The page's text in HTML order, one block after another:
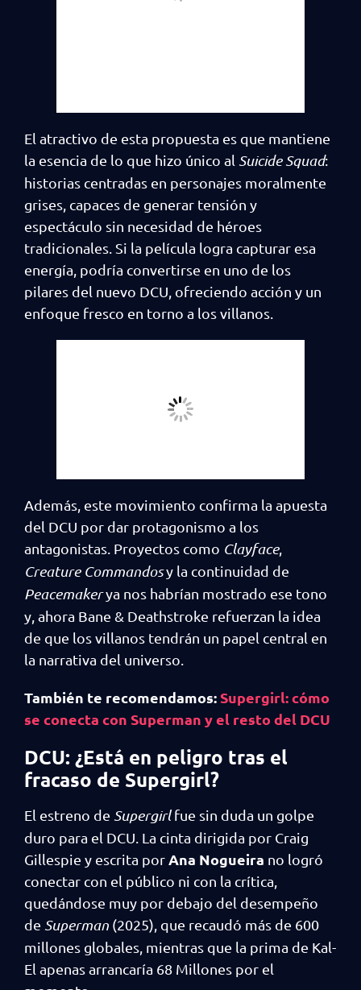
El atractivo de esta propuesta es que mantiene
la esencia de lo que hizo único al Suicide Squad:
historias centradas en personajes moralmente
grises, capaces de generar tensión y
espectáculo sin necesidad de héroes
tradicionales. Si la película logra capturar esa
energía, podría convertirse en uno de los
pilares del nuevo DCU, ofreciendo acción y un
enfoque fresco en torno a los villanos.
Además, este movimiento confirma la apuesta
del DCU por dar protagonismo a los
antagonistas. Proyectos como Clayface,
Creature Commandosy la continuidad de
Peacemakerya nos habrían mostrado ese tono
y, ahora Bane & Deathstroke refuerzan la idea
de que los villanos tendrán un papel central en
la narrativa del universo.
También te recomendamos:Supergirl: cómo
se conecta con Superman y el resto del DCU
DCU: ¿Está en peligro tras el
fracaso de Supergirl?
El estreno de Supergirlfue sin duda un golpe
duro para el DCU. La cinta dirigida por Craig
Gillespie y escrita porAna Nogueira no logró
conectar con el público ni con la crítica,
quedándose muy por debajo del desempeño
de Superman (2025), que recaudó más de 600
millones globales, mientras que la prima de Kal-
El apenas arrancaría 68 Millones por el